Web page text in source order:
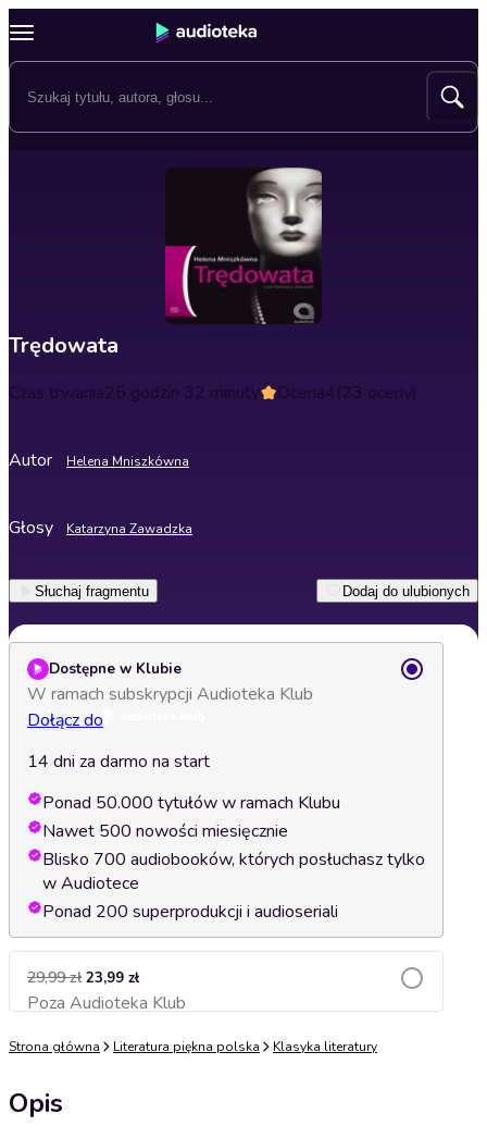
Trędowata
Czas trwania25 godzin 32 minuty Ocena4(23 oceny)
Autor Helena Mniszkówna
Głosy Katarzyna Zawadzka
Słuchaj fragmentu Dodaj do ulubionych
Dostępne w Klubie
W ramach subskrypcji Audioteka Klub
Dołącz do
14 dni za darmo na start
Ponad 50.000 tytułów w ramach Klubu
Nawet 500 nowości miesięcznie
Blisko 700 audiobooków, których posłuchasz tylko
w Audiotece
Ponad 200 superprodukcji i audioseriali
29,99 zł 23,99 zł
Poza Audioteka KlubDodaj do koszyka
Najniższa cena z ostatnich 30 dni przed obniżką:
Strona główna Literatura piękna polska Klasyka literatury
Opis